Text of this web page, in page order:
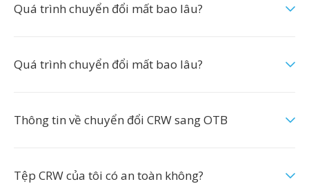
Quá trình chuyển đổi mất bao lâu?
Quá trình chuyển đổi mất bao lâu?
Thông tin về chuyển đổi CRW sang OTB
Tệp CRW của tôi có an toàn không?